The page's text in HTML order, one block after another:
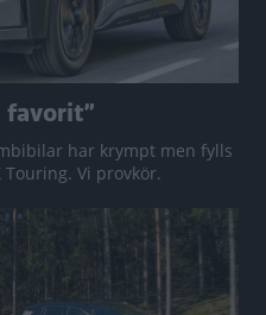
favorit”
har krympt men fylls
Vi provkör.